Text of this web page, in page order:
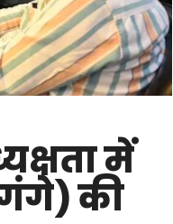
में
की